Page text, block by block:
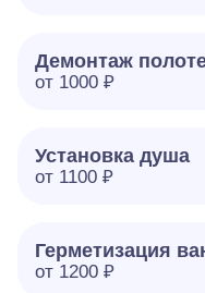
Демонтаж
от 1000 ₽
Установка душа
от 1100 ₽
Герметизация
от 1200 ₽